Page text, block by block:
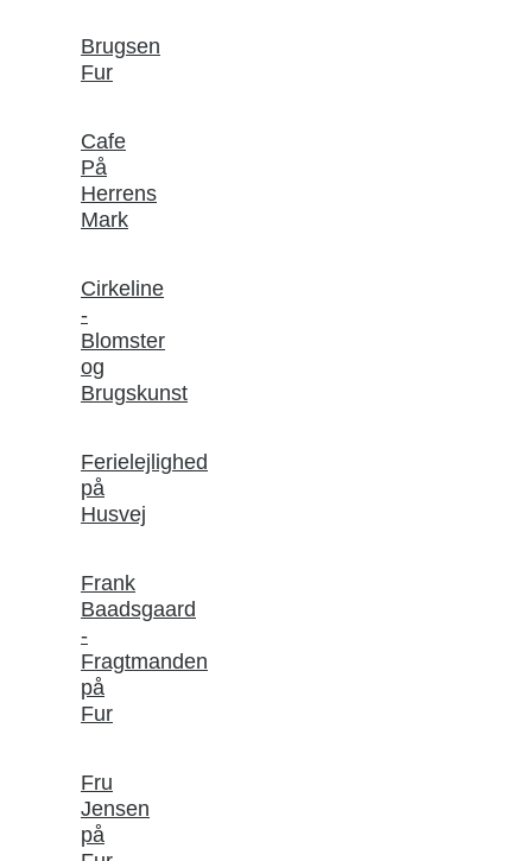
Brugsen
Fur
Cafe
På
Herrens
Mark
Cirkeline
-
Blomster
og
Brugskunst
Ferielejlighed
på
Husvej
Frank
Baadsgaard
-
Fragtmanden
på
Fur
Fru
Jensen
på